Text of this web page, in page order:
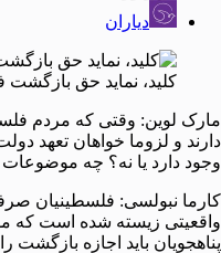
دیاران
کلید، نماید حق بازگشت
مارک لوین: وقتی که مردم
دارند و لزوما خواهان تعهد
وجود دارد یا نه؟ چه
کارما نبولسی: فلسطینیان
واقعیتی زیسته شده است که
پناهجویان باید اجازه بازگشت